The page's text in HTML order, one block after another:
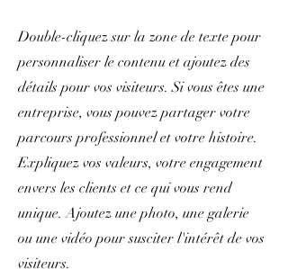
Double-cliquez sur la zone de texte pour
personnaliser le contenu et ajoutez des
détails pour vos visiteurs. Si vous êtes une
entreprise, vous pouvez partager votre
parcours professionnel et votre histoire.
Expliquez vos valeurs, votre engagement
envers les clients et ce qui vous rend
unique. Ajoutez une photo, une galerie
ou une vidéo pour susciter l'intérêt de vos
visiteurs.